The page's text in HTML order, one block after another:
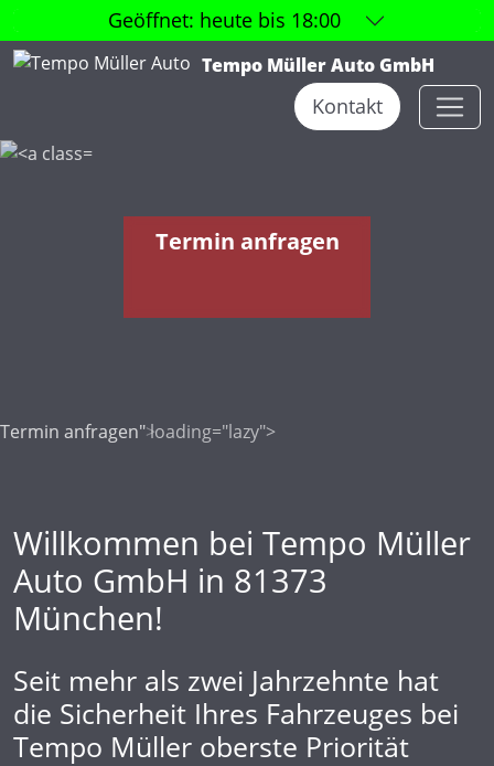
Geöffnet: heute bis 18:00
Tempo Müller Auto GmbH
Kontakt
Termin anfragen">
Termin anfragen" loading="lazy">
Termin anfragen
Willkommen bei Tempo Müller
Auto GmbH in 81373
München!
Seit mehr als zwei Jahrzehnte hat
die Sicherheit Ihres Fahrzeuges bei
Tempo Müller oberste Priorität